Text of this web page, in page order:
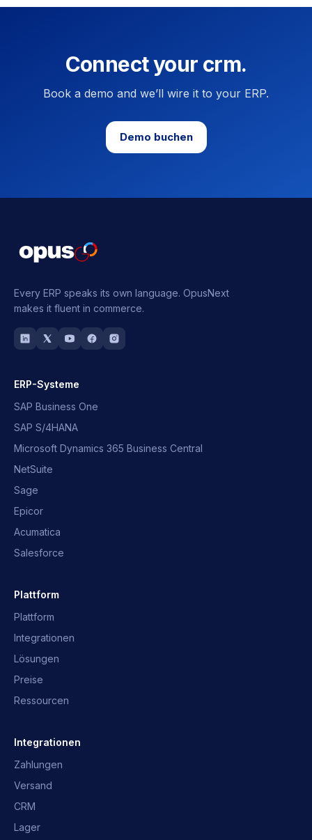
Connect your crm.
Book a demo and we’ll wire it to your ERP.
Demo buchen
Every ERP speaks its own language. OpusNext
makes it fluent in commerce.
ERP-Systeme
SAP Business One
SAP S/4HANA
Microsoft Dynamics 365 Business Central
NetSuite
Sage
Epicor
Acumatica
Salesforce
Plattform
Plattform
Integrationen
Lösungen
Preise
Ressourcen
Integrationen
Zahlungen
Versand
CRM
Lager
Was ist OpusNext?